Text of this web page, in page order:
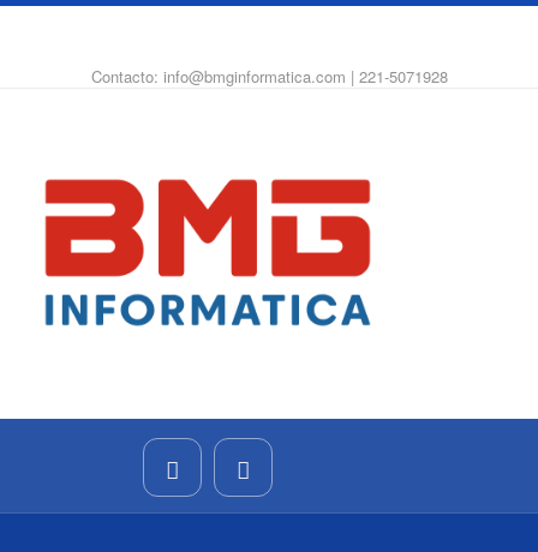
Contacto: info@bmginformatica.com | 221-5071928